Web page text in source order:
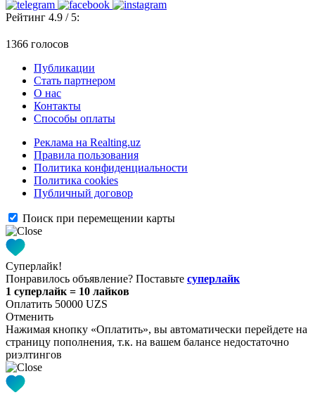
Рейтинг 4.9 / 5:
1366 голосов
Публикации
Стать партнером
О нас
Контакты
Способы оплаты
Реклама на Realting.uz
Правила пользования
Политика конфиденциальности
Политика cookies
Публичный договор
Поиск при перемещении карты
Суперлайк!
Понравилось объявление? Поставьте суперлайк
1 суперлайк = 10 лайков
Оплатить 50000 UZS
Отменить
Нажимая кнопку «Оплатить», вы автоматически перейдете на
страницу пополнения, т.к. на вашем балансе недостаточно
риэлтингов